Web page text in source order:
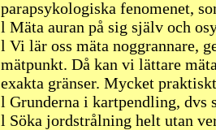
parapsykologiska fenomenet,
l Mäta auran på sig själv och
l Vi lär oss mäta noggrannare,
mätpunkt. Då kan vi lättare
exakta gränser. Mycket
l Grunderna i kartpendling, dvs
l Söka jordstrålning helt utan